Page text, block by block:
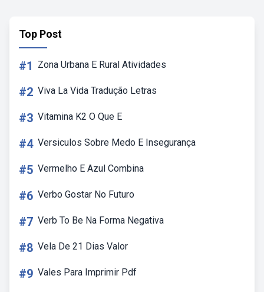
Top Post
#1 Zona Urbana E Rural Atividades
#2 Viva La Vida Tradução Letras
#3 Vitamina K2 O Que E
#4 Versiculos Sobre Medo E Insegurança
#5 Vermelho E Azul Combina
#6 Verbo Gostar No Futuro
#7 Verb To Be Na Forma Negativa
#8 Vela De 21 Dias Valor
#9 Vales Para Imprimir Pdf